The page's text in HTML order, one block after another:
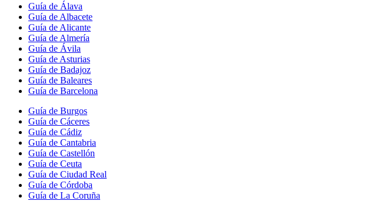
Guía de Álava
Guía de Albacete
Guía de Alicante
Guía de Almería
Guía de Ávila
Guía de Asturias
Guía de Badajoz
Guía de Baleares
Guía de Barcelona
Guía de Burgos
Guía de Cáceres
Guía de Cádiz
Guía de Cantabria
Guía de Castellón
Guía de Ceuta
Guía de Ciudad Real
Guía de Córdoba
Guía de La Coruña